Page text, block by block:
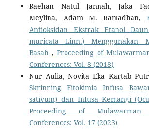
Raehan Natul Jannah, Jaka
Meylina, Adam M. Ramadhan,
Antioksidan Ekstrak Etanol
muricata Linn.) Menggunakan
Basah ,Proceeding of
Conferences: Vol. 8 (2018)
Nur Aulia, Novita Eka Kartab
Skrinning Fitokimia Infusa
sativum) dan Infusa Kemangi
Proceeding of Mulawarman
Conferences: Vol. 17 (2023)